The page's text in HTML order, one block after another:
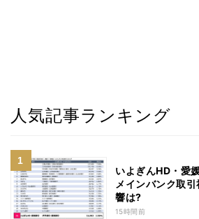
人気記事ランキング
いよぎんHD・愛
メインバンク取
響は?
15時間前